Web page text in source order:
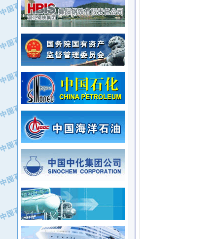
·正泰集团
·华北油田科达开发有限公司
·中石化西南石油局井下工程处
·大庆油田石油专用设备有限公司
·江苏丹化集团有限责任公司
·中核苏阀科技实业股份有限公司
·山特电子（深圳）有限公司
·常州市中兴石油化工助剂有限公司
·姜堰市三联助剂有限公司
·四川中光高技术研究所有限责任公司
·江苏天安防雷工程有限责任公司
·山东东营胜利工业园区
·自贡五洲防腐安装有限公司
·中国石化茂名石化分公司
·中国石油大港油田分公司
·中油油气勘探软件国家工程研究中心
·西安长庆钻宇集团咸阳石化有限公司
·新疆新冠控制系统工程有限公司
·新疆安维消防设施器材有限公司
·华北石油津工机械制造有限公司
·中国石化茂名石化分公司
·上海赛科石油化工有限责任公司
·河北卓唯钢管制造有限公司
·上海高桥石化
·中国石化扬子石油化工股份有限公司
·中国石化上海石油化工股份有限公司
·中国石油长庆油田分公司